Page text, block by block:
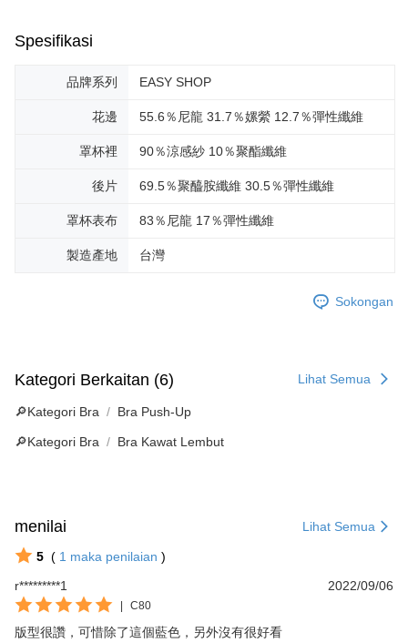
Spesifikasi
品牌系列 EASY SHOP
花邊 55.6％尼龍 31.7％嫘縈 12.7％彈性纖維
罩杯裡 90％涼感紗 10％聚酯纖維
後片 69.5％聚醯胺纖維 30.5％彈性纖維
罩杯表布 83％尼龍 17％彈性纖維
製造產地 台灣
Sokongan
Kategori Berkaitan (6) Lihat Semua
🔎Kategori Bra Bra Push-Up
🔎Kategori Bra Bra Kawat Lembut
menilai Lihat Semua
5 ( 1 maka penilaian )
r*********1
2022/09/06
C80
版型很讚，可惜除了這個藍色，另外沒有很好看